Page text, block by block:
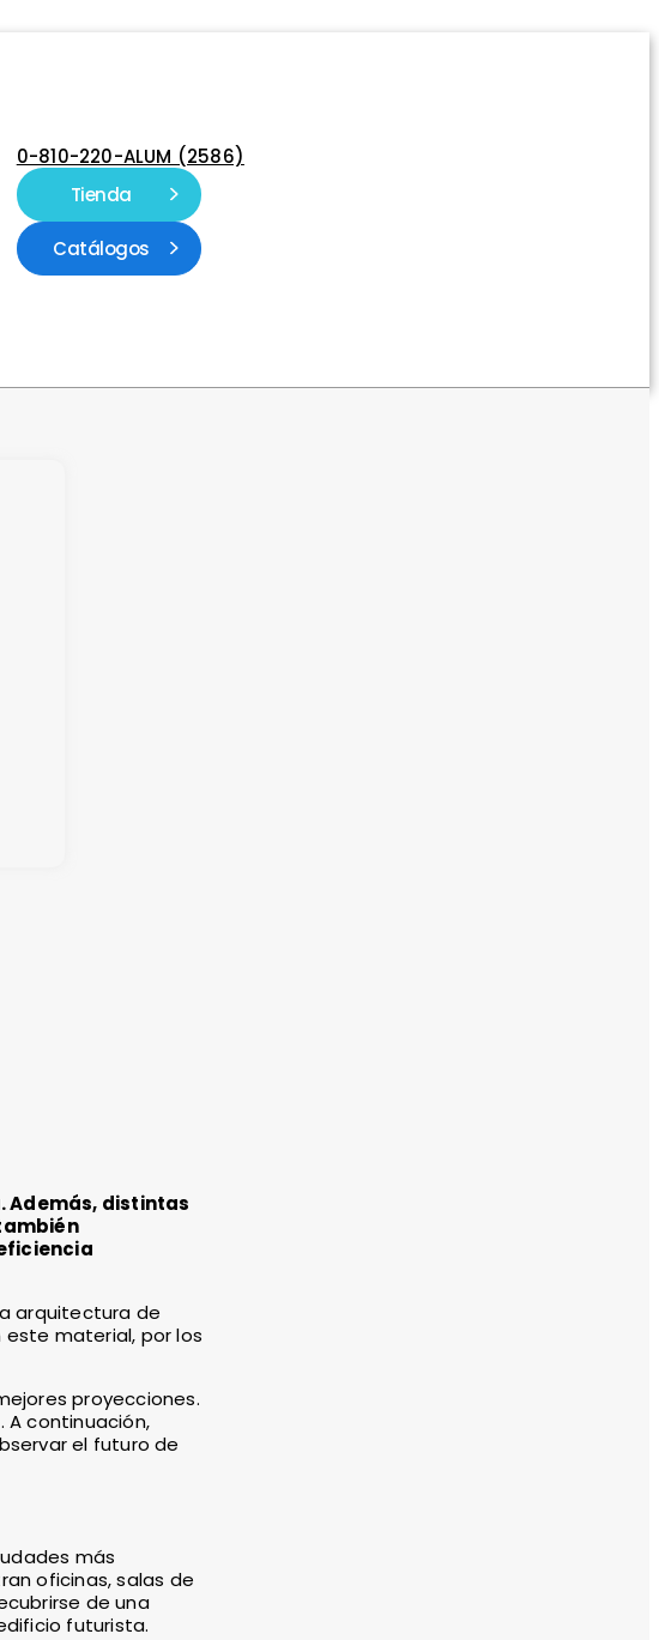
0-810-220-ALUM (2586)
Tienda
Catálogos
Además, distintas
arquitectura de
este material, por los
proyecciones.
A continuación,
el futuro de
más
oficinas, salas de
de una
futurista.